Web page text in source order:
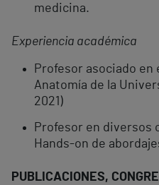
medicina.
Experiencia académica
Profesor asociado
Anatomía de la
2021)
Profesor en diversos
Hands-on de
PUBLICACIONES,